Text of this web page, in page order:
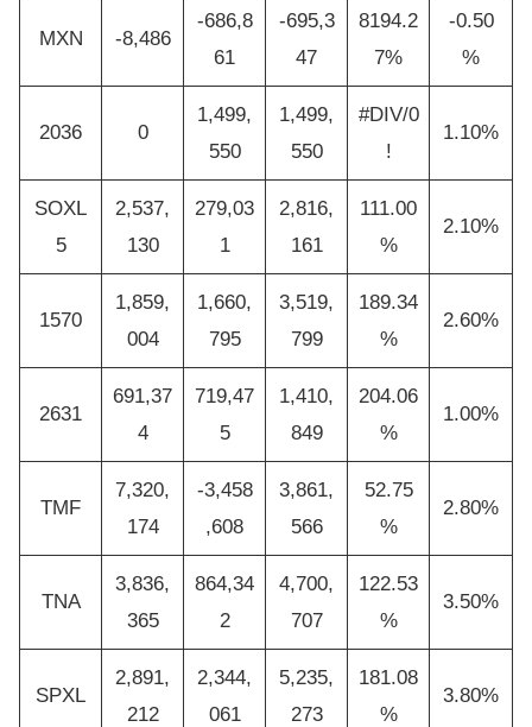
MXN -8,486
-686,8
61
-695,3
47
8194.2
7%
-0.50
%
2036 0
1,499,
550
1,499,
550
#DIV/0
!
1.10%
SOXL
5
2,537,
130
279,03
1
2,816,
161
111.00
%
2.10%
1570
1,859,
004
1,660,
795
3,519,
799
189.34
%
2.60%
2631
691,37
4
719,47
5
1,410,
849
204.06
%
1.00%
TMF
7,320,
174
-3,458
,608
3,861,
566
52.75
%
2.80%
TNA
3,836,
365
864,34
2
4,700,
707
122.53
%
3.50%
SPXL
2,891,
212
2,344,
061
5,235,
273
181.08
%
3.80%